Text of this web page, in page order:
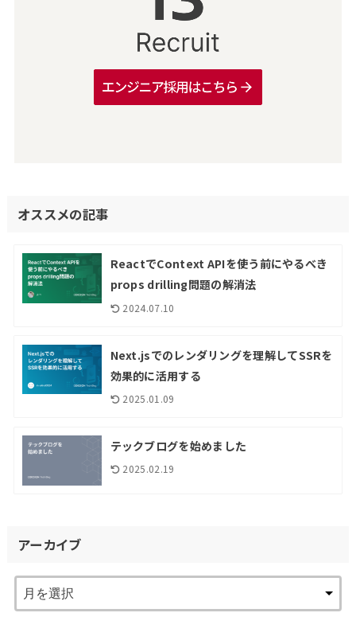
オススメの記事
ReactでContext APIを使う前にやるべき
props drilling問題の解消法
2024.07.10
Next.jsでのレンダリングを理解してSSRを
効果的に活用する
2025.01.09
テックブログを始めました
2025.02.19
アーカイブ